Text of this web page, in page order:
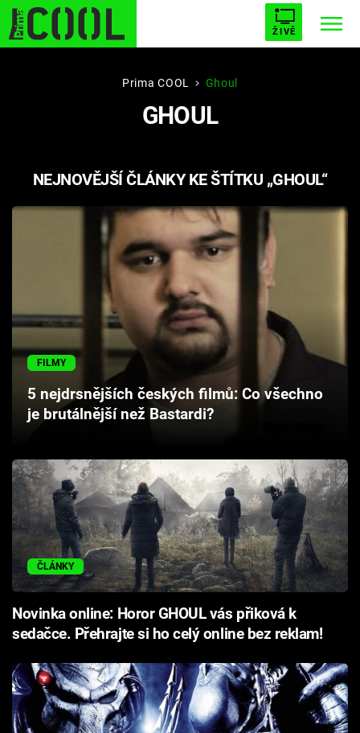
ŽIVĚ
BUFFY, PŘEMOŽITELKA UPÍRŮ
PLNEJ KOTEL AVENGERS 5
Témata
Cool Esport
Pořady
TV Program
Sledujte prima+
Přihlášení
Sledujte nás
Prima COOL Ghoul
GHOUL
NEJNOVĚJŠÍ ČLÁNKY KE ŠTÍTKU „GHOUL“
FILMY
5 nejdrsnějších českých filmů: Co všechno
je brutálnější než Bastardi?
ČLÁNKY
Novinka online: Horor GHOUL vás přiková k
sedačce. Přehrajte si ho celý online bez reklam!